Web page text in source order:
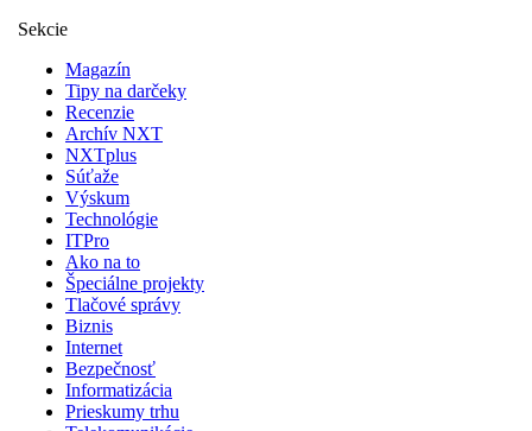
Sekcie
Magazín
Tipy na darčeky
Recenzie
Archív NXT
NXTplus
Súťaže
Výskum
Technológie
ITPro
Ako na to
Špeciálne projekty
Tlačové správy
Biznis
Internet
Bezpečnosť
Informatizácia
Prieskumy trhu